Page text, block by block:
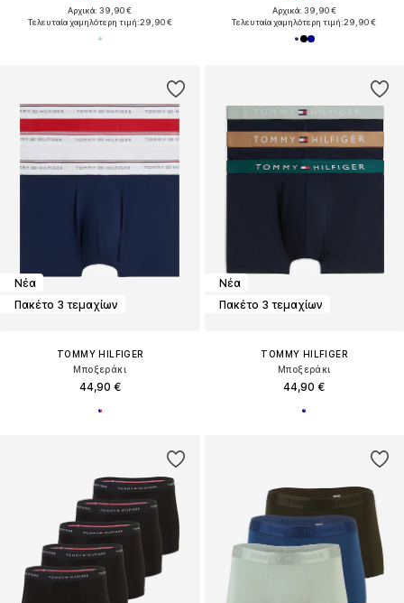
Αρχικά: 39,90 €
Τελευταία χαμηλότερη τιμή:29,90 €
Αρχικά: 39,90 €
Τελευταία χαμηλότερη τιμή:29,90 €
Νέα
Πακέτο 3 τεμαχίων
TOMMY HILFIGER
Μποξεράκι
44,90 €
Νέα
Πακέτο 3 τεμαχίων
TOMMY HILFIGER
Μποξεράκι
44,90 €